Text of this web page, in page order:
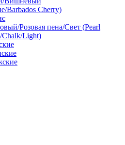
Barbados Cherry)
Розовая пена/Свет (Pearl
Chalk/Light)